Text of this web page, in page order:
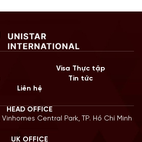
Visa Thực tập
Tin tức
Liên hệ
HEAD OFFICE
Vinhomes Central Park, TP. Hồ Chí Minh
UK OFFICE